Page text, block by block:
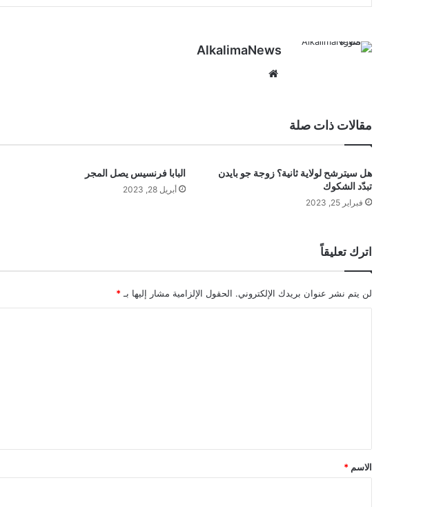
AlkalimaNews
مقالات ذات صلة
هل سيترشح لولاية ثانية؟ زوجة جو بايدن
تبدّد الشكوك
فبراير 25, 2023
البابا فرنسيس يصل المجر
أبريل 28, 2023
اترك تعليقاً
لن يتم نشر عنوان بريدك الإلكتروني. الحقول الإلزامية مشار إليها بـ *
*
الاسم *